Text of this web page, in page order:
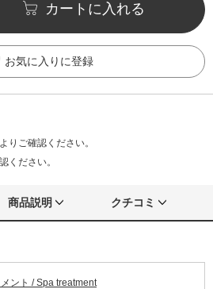
カートに入れる
お気に入りに登録
よりご確認ください。
ください。
商品説明 クチコミ
ント / Spa treatment